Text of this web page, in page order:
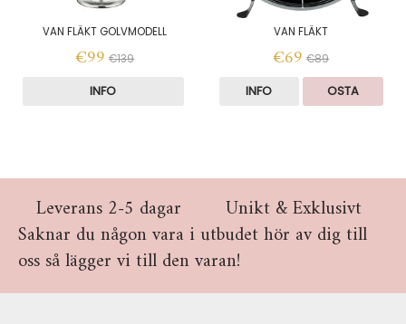
VAN FLÄKT GOLVMODELL
€99 €139
INFO
VAN FLÄKT
€69 €89
INFO OSTA
Leverans 2-5 dagar
Unikt & Exklusivt
Saknar du någon vara i utbudet hör av dig till
oss så lägger vi till den varan!